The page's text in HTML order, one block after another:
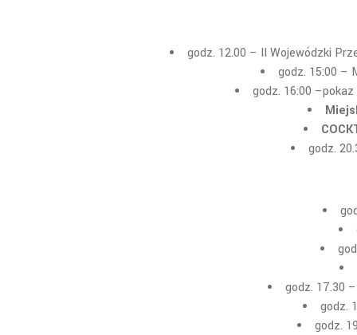
godz. 12.00 – II Wojewódzki
godz. 15:00 –
godz. 16:00
godz.
godz. 17.30
godz.
godz.